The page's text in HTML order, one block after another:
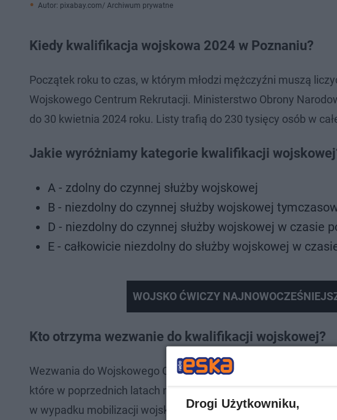
Autor: pixabay.com/ Archiwum prywatne
Kiedy kwalifikacja wojskowa 2024 w Poznaniu?
Początek roku to czas, w którym młodzi mężczyźni muszą
Wojskowego Centrum Rekrutacji. Ministerstwo Obrony
do 30 kwietnia 2024 roku. Listy trafią do 230 tysięcy osób w
Jakie wyróżniamy kategorie kwalifikacji
A - zdolny do czynnej służby wojskowej
B - niezdolny do czynnej służby wojskowej
D - niezdolny do czynnej służby wojskowej w czasie
E - całkowicie niezdolny do służby wojskowej w
WOJSKO ĆWICZY
Kto otrzyma wezwanie do kwalifikacji wojskowej?
Wezwania do Wojskowego Centrum Rekrutacji otrzymają
które w poprzednich latach nie uzyskali kategorii A, D i E, oraz
w wypadku mobilizacji wojskowej.Drogi Użytkowniku,